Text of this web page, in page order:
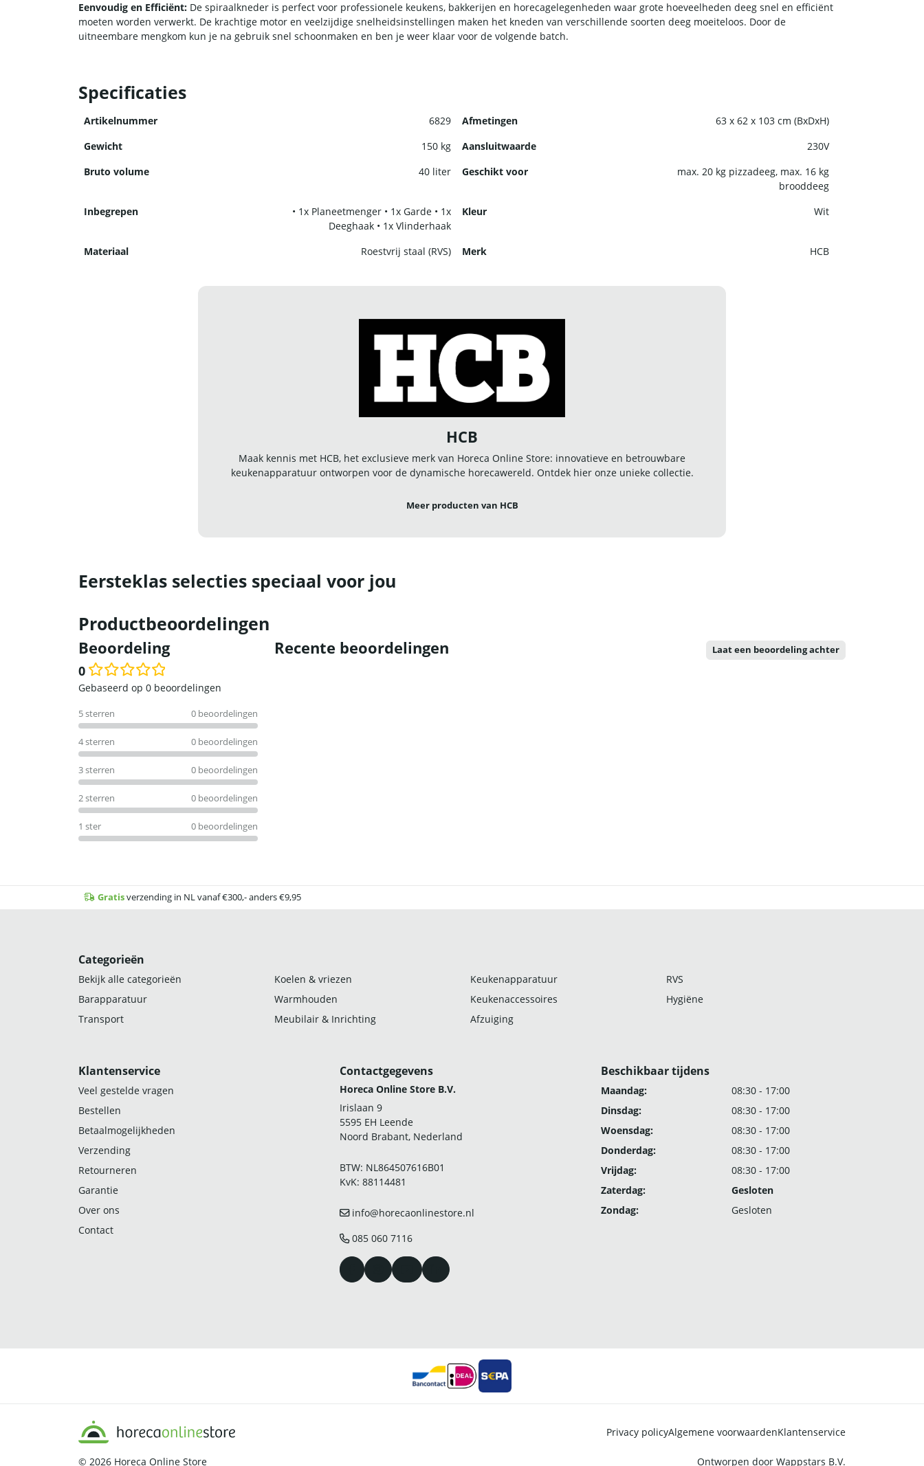
Eenvoudig en Efficiënt: De spiraalkneder is perfect voor professionele keukens, bakkerijen en horecagelegenheden waar grote hoeveelheden deeg snel en efficiënt
moeten worden verwerkt. De krachtige motor en veelzijdige snelheidsinstellingen maken het kneden van verschillende soorten deeg moeiteloos. Door de
uitneembare mengkom kun je na gebruik snel schoonmaken en ben je weer klaar voor de volgende batch.
Specificaties
Artikelnummer 6829 Afmetingen
63 x 62 x 103 cm (BxDxH)
Gewicht
150 kg Aansluitwaarde
230V
Bruto volume
40 liter Geschikt voor
max. 20 kg pizzadeeg, max. 16 kg
brooddeeg
Inbegrepen
• 1x Planeetmenger • 1x Garde • 1x
Deeghaak • 1x Vlinderhaak
Kleur Wit
Materiaal Roestvrij staal (RVS) Merk HCB
HCB
Maak kennis met HCB, het exclusieve merk van Horeca Online Store: innovatieve en betrouwbare
keukenapparatuur ontworpen voor de dynamische horecawereld. Ontdek hier onze unieke collectie.
Meer producten van HCB
Eersteklas selecties speciaal voor jou
Productbeoordelingen
Beoordeling
0
Waardering
uit
5
Gebaseerd op 0 beoordelingen
5 sterren 0 beoordelingen
4 sterren 0 beoordelingen
3 sterren 0 beoordelingen
2 sterren 0 beoordelingen
1 ster 0 beoordelingen
Recente beoordelingen Laat een beoordeling achter
Gratisverzending in NL vanaf €300,- anders €9,95
Categorieën
Bekijk alle categorieën Koelen & vriezen Keukenapparatuur
RVS
Barapparatuur
Warmhouden Keukenaccessoires
Hygiëne
Transport
Meubilair & Inrichting Afzuiging
Klantenservice
Veel gestelde vragen
Bestellen
Betaalmogelijkheden
Verzending
Retourneren
Garantie
Over ons
Contact
Contactgegevens
Horeca Online Store B.V.
Irislaan 9
5595 EH Leende
Noord Brabant, Nederland
BTW: NL864507616B01
KvK: 88114481
info@horecaonlinestore.nl
085 060 7116
Beschikbaar tijdens
Maandag:
08:30 - 17:00
Dinsdag:
08:30 - 17:00
Woensdag:
08:30 - 17:00
Donderdag:
08:30 - 17:00
Vrijdag:
08:30 - 17:00
Zaterdag:
Gesloten
Zondag:
Gesloten
Privacy policyAlgemene voorwaardenKlantenservice
© 2026 Horeca Online Store Ontworpen door Wappstars B.V.